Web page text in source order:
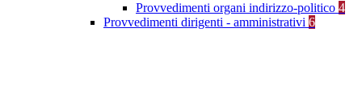
Provvedimenti organi indirizzo-politico 4
Provvedimenti dirigenti - amministrativi 6